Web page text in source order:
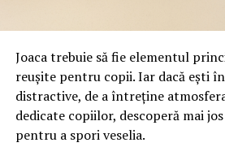
false până la tentative de furt al
financiare. Instituția recomandă
sursei mesajelor și raportarea
unic 1911.
Campaniile identificate în ultimele
Joaca trebuie să fie elementul
reușite pentru copii. Iar dacă ești
distractive, de a întreține
dedicate copiilor, descoperă mai
pentru a spori veselia.